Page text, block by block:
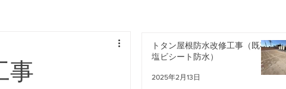
事
トタン屋根防水改修工事（既存
塩ビシート防水）
2025年2月13日